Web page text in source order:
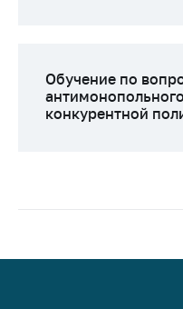
Обучение по
конкурентной